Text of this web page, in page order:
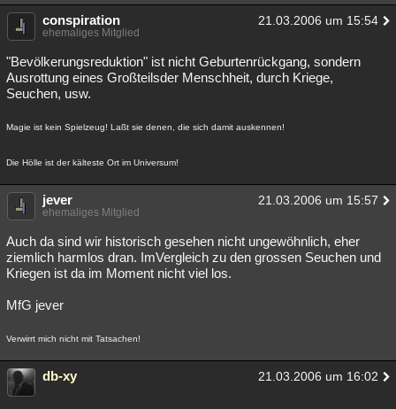
conspiration 21.03.2006 um 15:54
ehemaliges Mitglied
"Bevölkerungsreduktion" ist nicht Geburtenrückgang, sondern
Ausrottung eines Großteilsder Menschheit, durch Kriege,
Seuchen, usw.
Magie ist kein Spielzeug! Laßt sie denen, die sich damit auskennen!
Die Hölle ist der kälteste Ort im Universum!
jever 21.03.2006 um 15:57
ehemaliges Mitglied
Auch da sind wir historisch gesehen nicht ungewöhnlich, eher
ziemlich harmlos dran. ImVergleich zu den grossen Seuchen und
Kriegen ist da im Moment nicht viel los.
MfG jever
Verwirrt mich nicht mit Tatsachen!
db-xy 21.03.2006 um 16:02